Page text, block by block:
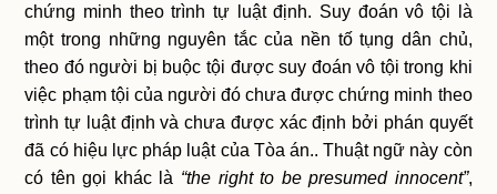
chứng minh theo trình tự luật định. Suy đoán vô tội là
một trong những nguyên tắc của nền tố tụng dân chủ,
theo đó người bị buộc tội được suy đoán vô tội trong khi
việc phạm tội của người đó chưa được chứng minh theo
trình tự luật định và chưa được xác định bởi phán quyết
đã có hiệu lực pháp luật của Tòa án.. Thuật ngữ này còn
có tên gọi khác là “the right to be presumed innocent”,